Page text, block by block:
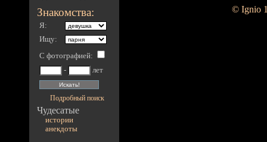
Знакомства:
Я:
Ищу:
С фотографией:
-
лет
Подробный поиск
Чудесатые
истории
анекдоты
© Ignio